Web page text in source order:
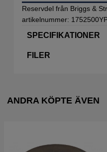
Reservdel från Briggs &
artikelnummer:
SPECIFIKATIONER
FILER
ANDRA KÖPTE ÄVEN